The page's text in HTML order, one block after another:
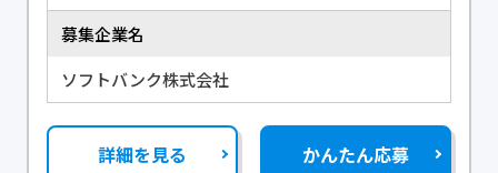
募集企業名
ソフトバンク株式会社
詳細を見る かんたん応募